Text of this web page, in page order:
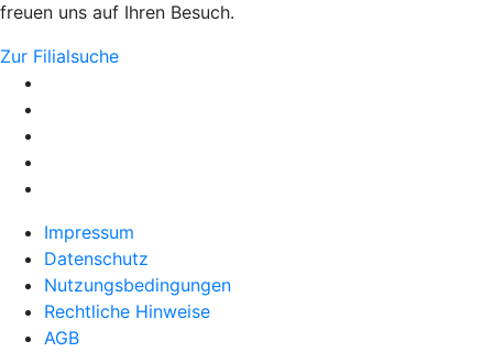
freuen uns auf Ihren Besuch.
Zur Filialsuche
Impressum
Datenschutz
Nutzungsbedingungen
Rechtliche Hinweise
AGB